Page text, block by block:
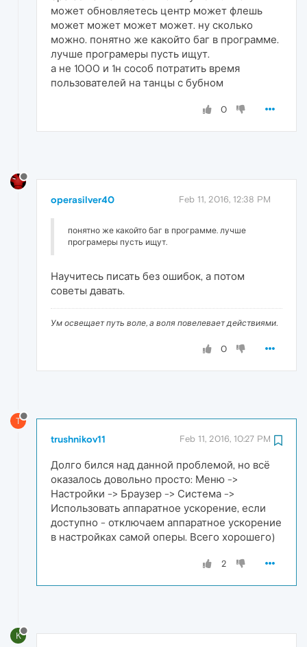
может обновляетесь центр может флешь
может может может может. ну сколько
можно. понятно же какойто баг в программе.
лучше програмеры пусть ищут.
а не 1000 и 1н сособ потратить время
пользователей на танцы с бубном
0
operasilver40 Feb 11, 2016, 12:38 PM
понятно же какойто баг в программе. лучше
програмеры пусть ищут.
Научитесь писать без ошибок, а потом
советы давать.
Ум освещает путь воле, а воля повелевает действиями.
0
T
trushnikov11 Feb 11, 2016, 10:27 PM
Долго бился над данной проблемой, но всё
оказалось довольно просто: Меню ->
Настройки -> Браузер -> Система ->
Использовать аппаратное ускорение, если
доступно - отключаем аппаратное ускорение
в настройках самой оперы. Всего хорошего)
2
K